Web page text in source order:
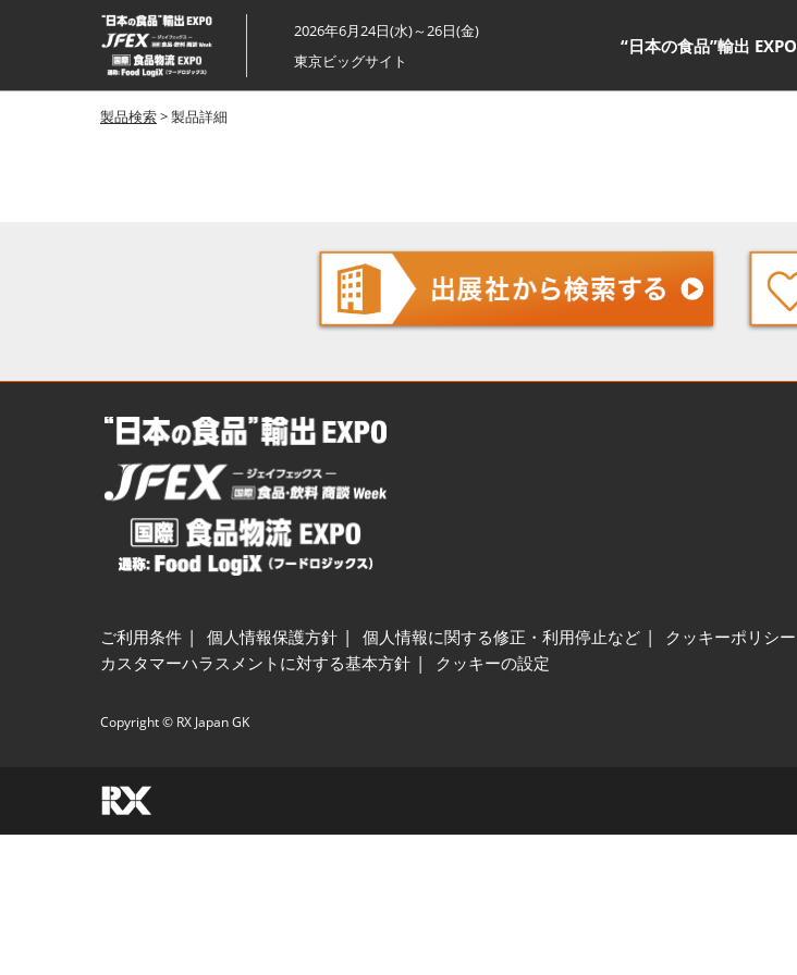
ス
キ
ッ
プ
し
2026年6月24日(水)～26日(金)
東京ビッグサイト
“日本の食品”輸出 EXPO
製品検索> 製品詳細
ご利用条件 個人情報保護方針 個人情報に関する修正・利用停止など クッキーポリシー
カスタマーハラスメントに対する基本方針
クッキーの設定
Copyright © RX Japan GK